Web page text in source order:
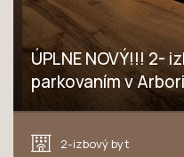
ÚPLNE NOVÝ!!! 2-
parkovaním v
2-izbový byt